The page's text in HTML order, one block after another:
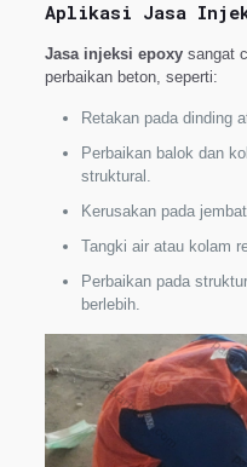
Aplikasi Jasa
Jasa injeksi epoxysangat
perbaikan beton, seperti:
Retakan pada dinding
Perbaikan balok dan
struktural.
Kerusakan pada
Tangki air atau kolam
Perbaikan pada
berlebih.